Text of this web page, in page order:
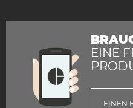
EINE
EINEN